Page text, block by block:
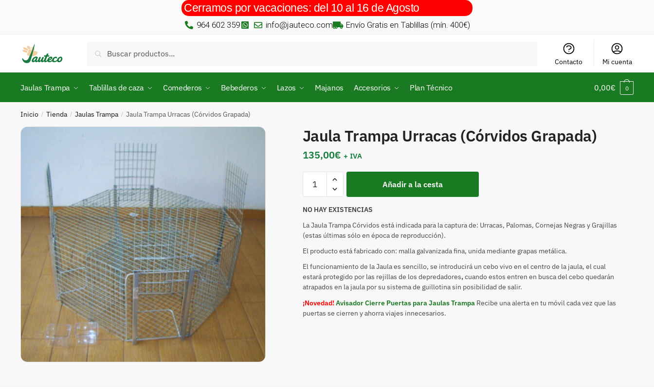
Cerramos por vacaciones: del 10 al 16 de Agosto
964 602 359 info@jauteco.com Envío Gratis en Tablillas (mín. 400€)
Buscar
Contacto Mi cuenta
Jaulas Trampa Tablillas de caza Comederos Bebederos Lazos Majanos Accesorios Plan Técnico 0,00€ 0
Inicio / Tienda / Jaulas Trampa / Jaula Trampa Urracas (Córvidos Grapada)
Jaula Trampa Urracas (Córvidos Grapada)
135,00€ + IVA
Añadir a la cesta
NO HAY EXISTENCIAS
La Jaula Trampa Córvidos está indicada para la captura de: Urracas, Palomas, Cornejas Negras y Grajillas
(estas últimas sólo en época de reproducción).
El producto estáfabricado con: malla galvanizada fina, unida mediante grapas metálica.
Elfuncionamiento de la Jaula es sencillo, se introducirá un cebo vivo en el centro de la jaula, el cual
estará protegido por las rejillas de los depredadores,cuando estos entren en busca del cebo quedarán
atrapados en la jaula por su sistema de guillotina sin posibilidad de salir.
¡Novedad!Avisador Cierre Puertas para Jaulas TrampaRecibe una alerta en tu móvil cada vez que las
puertas se cierren y ahorra viajes innecesarios.